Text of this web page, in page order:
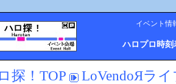
イベント情
ハロプロ時刻
探！TOP
LoVendoЯライ